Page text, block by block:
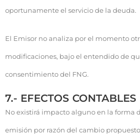
oportunamente el servicio de la deuda.
El Emisor no analiza por el momento
modificaciones, bajo el entendido de
consentimiento del FNG.
7.- EFECTOS CONTABLES
No existirá impacto alguno en la forma
emisión por razón del cambio